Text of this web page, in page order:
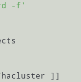
-f'
]]